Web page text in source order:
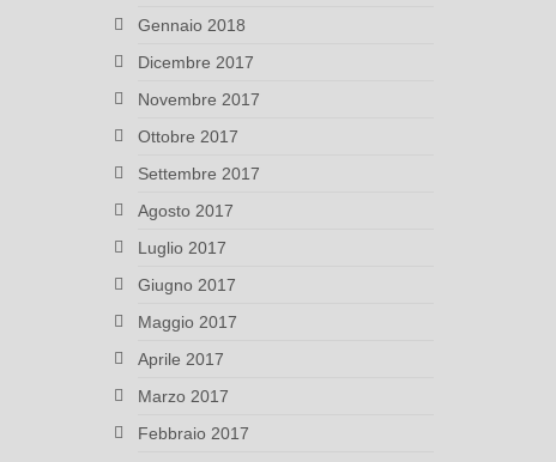
Gennaio 2018
Dicembre 2017
Novembre 2017
Ottobre 2017
Settembre 2017
Agosto 2017
Luglio 2017
Giugno 2017
Maggio 2017
Aprile 2017
Marzo 2017
Febbraio 2017